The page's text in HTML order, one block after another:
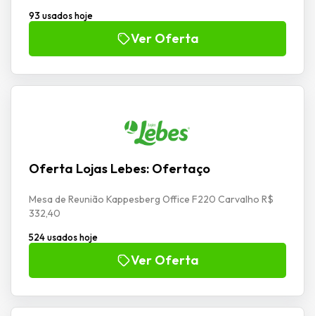
93 usados hoje
Ver Oferta
Oferta Lojas Lebes: Ofertaço
Mesa de Reunião Kappesberg Office F220 Carvalho R$
332,40
524 usados hoje
Ver Oferta